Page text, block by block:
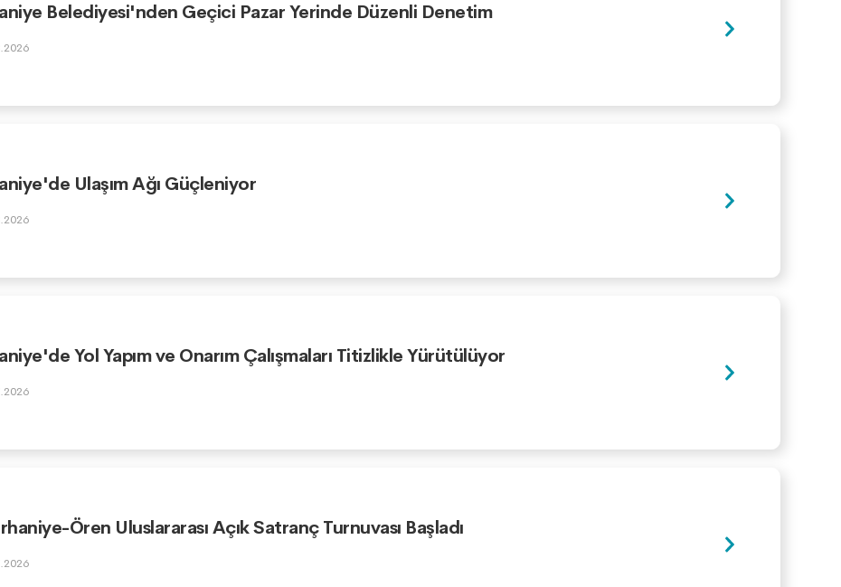
Belediyesi'nden Geçici Pazar Yerinde Düzenli Denetim
Ulaşım Ağı Güçleniyor
Yol Yapım ve Onarım Çalışmaları Titizlikle Yürütülüyor
Ören Uluslararası Açık Satranç Turnuvası Başladı